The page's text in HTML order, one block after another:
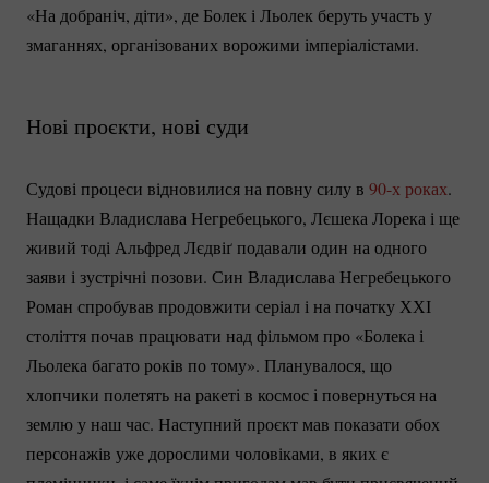
«На добраніч, діти», де Болек і Льолек беруть участь у
змаганнях, організованих ворожими імперіалістами.
Нові проєкти, нові суди
Судові процеси відновилися на повну силу в 90-х роках.
Нащадки Владислава Негребецького, Лєшека Лорека і ще
живий тоді Альфред Лєдвіґ подавали один на одного
заяви і зустрічні позови. Син Владислава Негребецького
Роман спробував продовжити серіал і на початку ХХІ
століття почав працювати над фільмом про «Болека і
Льолека багато років по тому». Планувалося, що
хлопчики полетять на ракеті в космос і повернуться на
землю у наш час. Наступний проєкт мав показати обох
персонажів уже дорослими чоловіками, в яких є